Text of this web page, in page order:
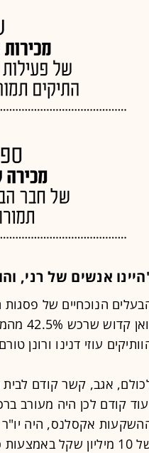
אנשים של רני,
הנוכחיים של
עוזי דנינו ורונן טורם (40% מפסגות), וכאמור יניב ועירון
אגב, קשר קודם
קודם לכן היה מעורב
אקסלנס, היה יו"ר
של 10 מיליון שקל